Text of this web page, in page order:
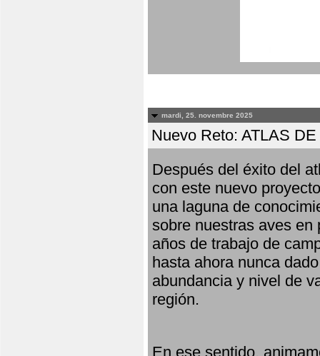
mardi, 25. novembre 2025
Nuevo Reto: ATLAS
Después del éxito del
con este nuevo
una laguna de
sobre nuestras aves en
años de trabajo de
hasta ahora nunca
abundancia y nivel de
región.
En ese sentido,